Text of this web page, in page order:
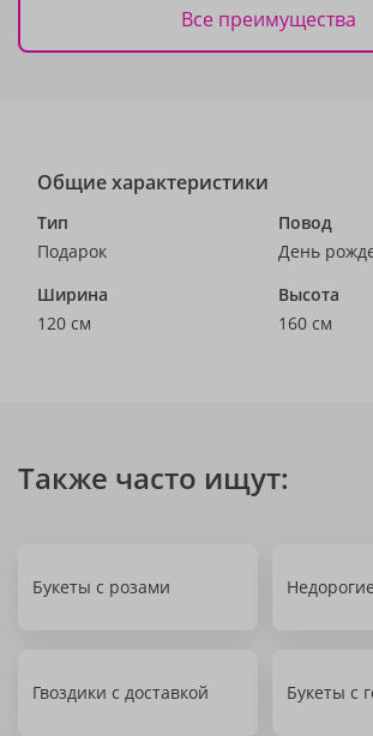
Все преимущества
Общие характеристики
Тип
Подарок
Повод
День
Ширина
120 см
Высота
160 см
Также часто ищут:
Букеты с розами
Гвоздики с доставкой Букеты с